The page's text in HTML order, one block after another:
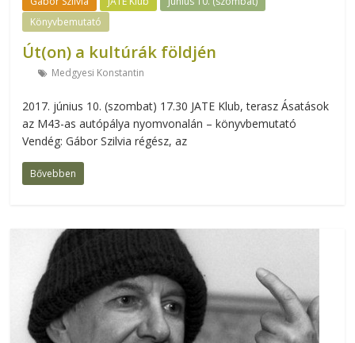
Könyvbemutató
Út(on) a kultúrák földjén
Medgyesi Konstantin
2017. június 10. (szombat) 17.30 JATE Klub, terasz Ásatások
az M43-as autópálya nyomvonalán – könyvbemutató
Vendég: Gábor Szilvia régész, az
Bővebben